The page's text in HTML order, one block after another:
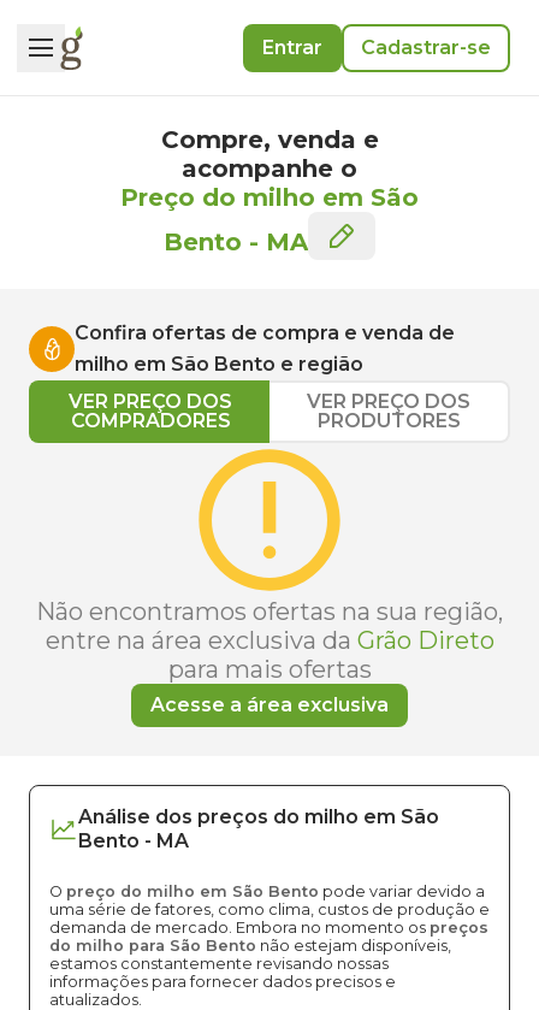
Entrar Cadastrar-se
Compre, venda e
acompanhe o
Preço do milho em São
Bento - MA
Confira ofertas de compra e venda de
milho em São Bento e região
VER PREÇO DOS
COMPRADORES
VER PREÇO DOS
PRODUTORES
Não encontramos ofertas na sua região,
entre na área exclusiva da Grão Direto
para mais ofertas
Acesse a área exclusiva
Análise dos preços do milho em São
Bento - MA
O preço do milho em São Bento pode variar devido a
uma série de fatores, como clima, custos de produção e
demanda de mercado. Embora no momento os preços
do milho para São Bento não estejam disponíveis,
estamos constantemente revisando nossas
informações para fornecer dados precisos e
atualizados.